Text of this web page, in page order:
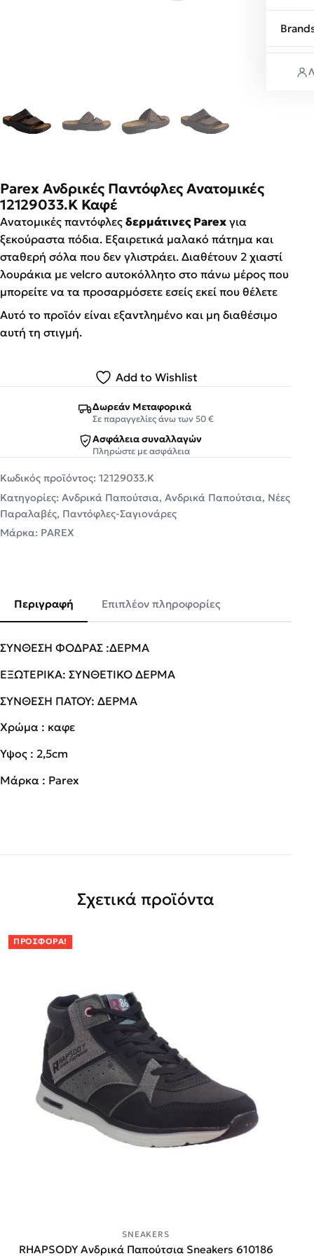
Parex Ανδρικές Παντόφλες Ανατομικές
12129033.Κ Καφέ
Ανατομικές παντόφλες δερμάτινες Parex για
ξεκούραστα πόδια. Εξαιρετικά μαλακό πάτημα και
σταθερή σόλα που δεν γλιστράει. Διαθέτουν 2 χιαστί
λουράκια με velcro αυτοκόλλητο στο πάνω μέρος που
μπορείτε να τα προσαρμόσετε εσείς εκεί που θέλετε
Αυτό το προϊόν είναι εξαντλημένο και μη διαθέσιμο
αυτή τη στιγμή.
Add to Wishlist
Δωρεάν Μεταφορικά
Σε παραγγελίες άνω των 50 €
Ασφάλεια συναλλαγών
Πληρώστε με ασφάλεια
Κωδικός προϊόντος: 12129033.Κ
Κατηγορίες: Ανδρικά Παπούτσια, Ανδρικά Παπούτσια, Νέες
Παραλαβές, Παντόφλες-Σαγιονάρες
Μάρκα: PAREX
Περιγραφή Επιπλέον πληροφορίες
ΣΥΝΘΕΣΗ ΦΟΔΡΑΣ :ΔΕΡΜΑ
ΕΞΩΤΕΡΙΚΑ: ΣΥΝΘΕΤΙΚΟ ΔΕΡΜΑ
ΣΥΝΘΕΣΗ ΠΑΤΟΥ: ΔΕΡΜΑ
Χρώμα : καφε
Ύψος : 2,5cm
Μάρκα : Parex
Σχετικά προϊόντα
ΠΡΟΣΦΟΡΆ!
SNEAKERS
RHAPSODY Ανδρικά Παπούτσια Sneakers 610186